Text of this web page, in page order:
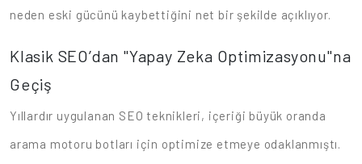
neden eski gücünü kaybettiğini net bir şekilde açıklıyor.
Klasik SEO’dan "Yapay Zeka Optimizasyonu"na
Geçiş
Yıllardır uygulanan SEO teknikleri, içeriği büyük oranda
arama motoru botları için optimize etmeye odaklanmıştı.